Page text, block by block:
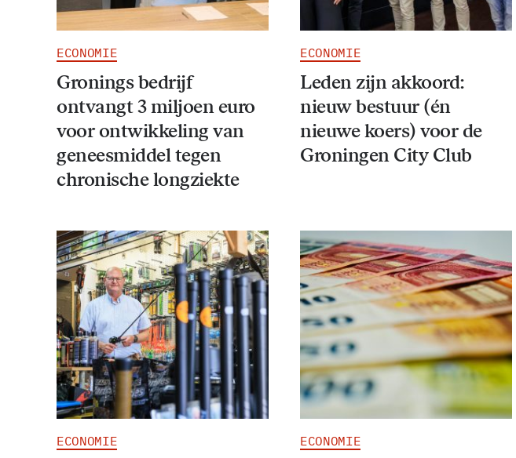
ECONOMIE
Gronings bedrijf
ontvangt 3 miljoen euro
voor ontwikkeling van
geneesmiddel tegen
chronische longziekte
ECONOMIE
Leden zijn akkoord:
nieuw bestuur (én
nieuwe koers) voor de
Groningen City Club
ECONOMIE ECONOMIE